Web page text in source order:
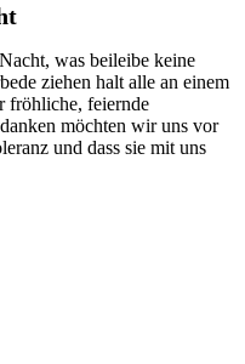
was beileibe keine
ziehen halt alle an einem
fröhliche, feiernde
möchten wir uns vor
und dass sie mit uns